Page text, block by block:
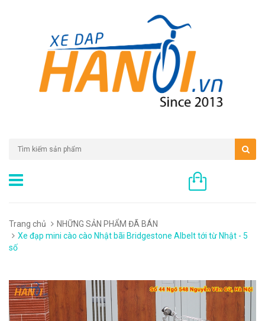
Trang chủ
NHỮNG SẢN PHẨM ĐÃ BÁN
Xe đạp mini cào cào Nhật bãi Bridgestone Albelt tới từ Nhật - 5
số